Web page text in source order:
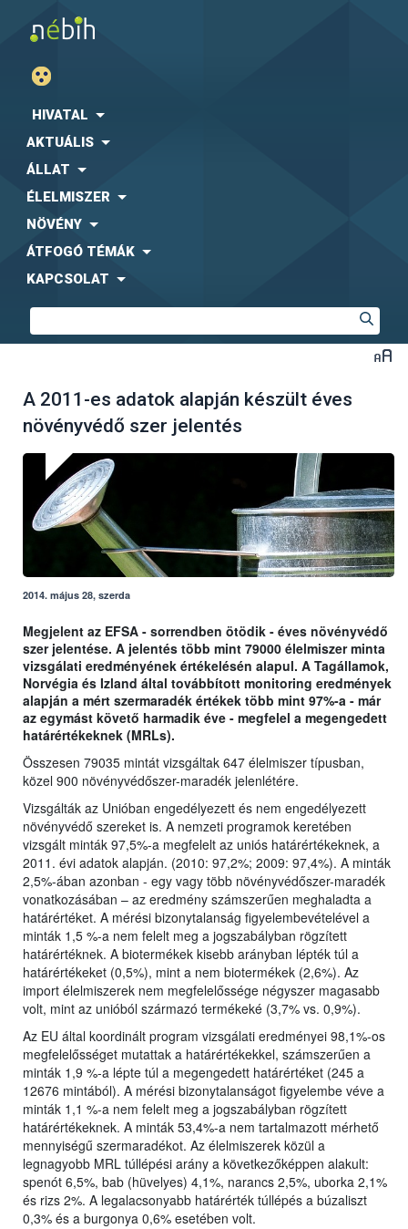
HIVATAL
AKTUÁLIS
ÁLLAT
ÉLELMISZER
NÖVÉNY
ÁTFOGÓ TÉMÁK
KAPCSOLAT
A 2011-es adatok alapján készült éves
növényvédő szer jelentés
2014. május 28, szerda
Megjelent az EFSA - sorrendben ötödik - éves növényvédő
szer jelentése. A jelentés több mint 79000 élelmiszer minta
vizsgálati eredményének értékelésén alapul. A Tagállamok,
Norvégia és Izland által továbbított monitoring eredmények
alapján a mért szermaradék értékek több mint 97%-a - már
az egymást követő harmadik éve - megfelel a megengedett
határértékeknek (MRLs).
Összesen 79035 mintát vizsgáltak 647 élelmiszer típusban,
közel 900 növényvédőszer-maradék jelenlétére.
Vizsgálták az Unióban engedélyezett és nem engedélyezett
növényvédő szereket is. A nemzeti programok keretében
vizsgált minták 97,5%-a megfelelt az uniós határértékeknek, a
2011. évi adatok alapján. (2010: 97,2%; 2009: 97,4%). A minták
2,5%-ában azonban - egy vagy több növényvédőszer-maradék
vonatkozásában – az eredmény számszerűen meghaladta a
határértéket. A mérési bizonytalanság figyelembevételével a
minták 1,5 %-a nem felelt meg a jogszabályban rögzített
határértéknek. A biotermékek kisebb arányban lépték túl a
határértékeket (0,5%), mint a nem biotermékek (2,6%). Az
import élelmiszerek nem megfelelőssége négyszer magasabb
volt, mint az unióból származó termékeké (3,7% vs. 0,9%).
Az EU által koordinált program vizsgálati eredményei 98,1%-os
megfelelősséget mutattak a határértékekkel, számszerűen a
minták 1,9 %-a lépte túl a megengedett határértéket (245 a
12676 mintából). A mérési bizonytalanságot figyelembe véve a
minták 1,1 %-a nem felelt meg a jogszabályban rögzített
határértékeknek. A minták 53,4%-a nem tartalmazott mérhető
mennyiségű szermaradékot. Az élelmiszerek közül a
legnagyobb MRL túllépési arány a következőképpen alakult:
spenót 6,5%, bab (hüvelyes) 4,1%, narancs 2,5%, uborka 2,1%
és rizs 2%. A legalacsonyabb határérték túllépés a búzaliszt
0,3% és a burgonya 0,6% esetében volt.